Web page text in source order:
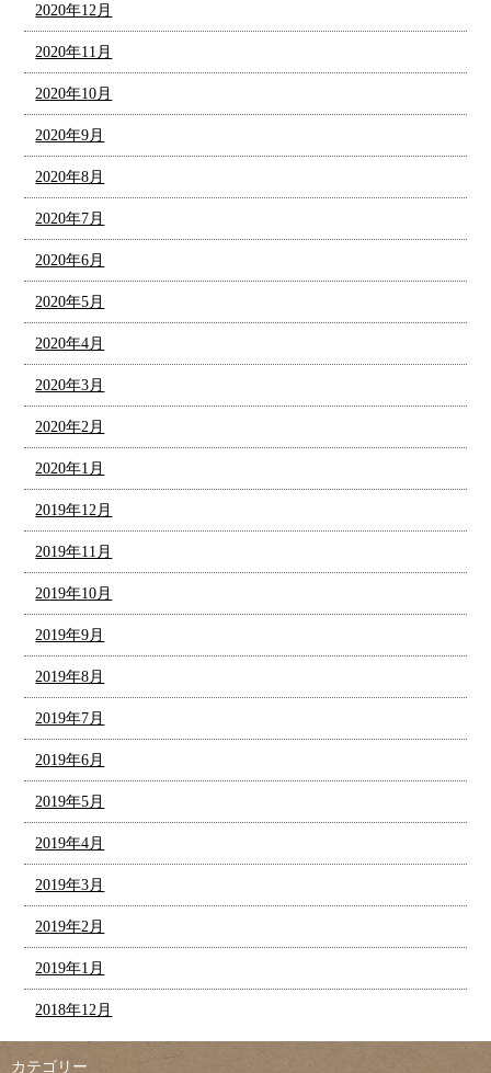
2020年12月
2020年11月
2020年10月
2020年9月
2020年8月
2020年7月
2020年6月
2020年5月
2020年4月
2020年3月
2020年2月
2020年1月
2019年12月
2019年11月
2019年10月
2019年9月
2019年8月
2019年7月
2019年6月
2019年5月
2019年4月
2019年3月
2019年2月
2019年1月
2018年12月
カテゴリー